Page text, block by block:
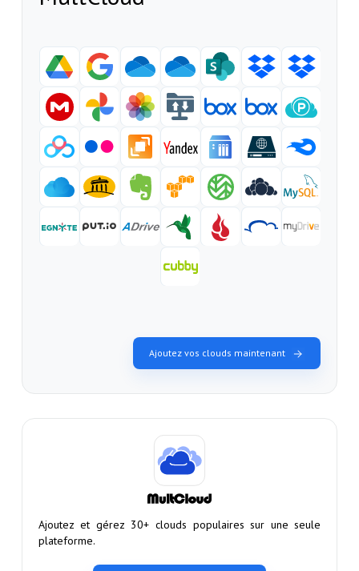
Ajoutez vos clouds maintenant
Ajoutez et gérez 30+ clouds populaires sur une seule
plateforme.